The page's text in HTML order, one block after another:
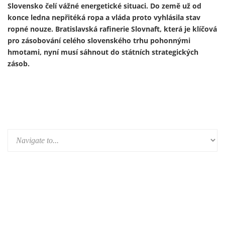
Ukrajinský prezident Volodymyr Zelenskyj 13. února
představil první útočný dron vyrobený v Německu v rámci
nově založeného německo-ukrajinského společného
podniku. Výroba je součástí širší expanze ukrajinského
zbrojního průmyslu do Evropy a je financována především z
prostředků německého obranného rozpočtu a evropských